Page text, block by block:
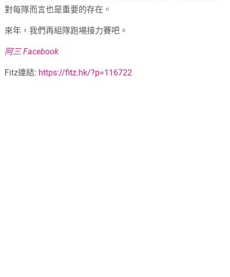
對每隊而言也是重要的存在。
來年，我們再組隊跑場接力賽吧。
阿三 Facebook
Fitz連結: https://fitz.hk/?p=116722